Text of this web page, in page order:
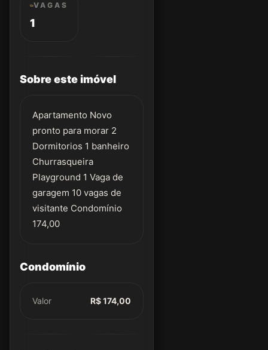
VAGAS
1
Sobre este imóvel
Apartamento Novo
pronto para morar 2
Dormitorios 1 banheiro
Churrasqueira
Playground 1 Vaga de
garagem 10 vagas de
visitante Condomínio
174,00
Condomínio
Valor R$ 174,00